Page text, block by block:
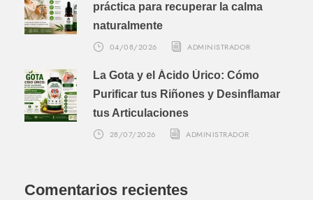
práctica para recuperar la calma
naturalmente
04/08/2026 ADMINISTRADOR
La Gota y el Ácido Úrico: Cómo
Purificar tus Riñones y Desinflamar
tus Articulaciones
28/07/2026 ADMINISTRADOR
Comentarios recientes